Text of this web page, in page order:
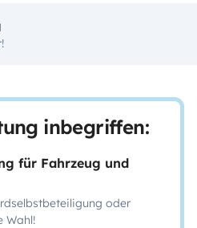
inbegriffen:
für Fahrzeug und
oder
Wahl!